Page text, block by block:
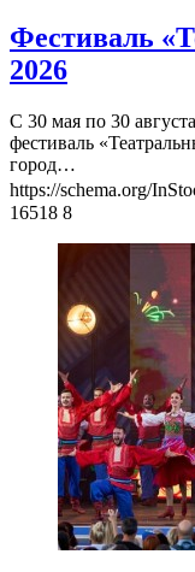
Фестиваль
2026
С 30 мая по 30
фестиваль
город…
https://schema.org/
16518 8